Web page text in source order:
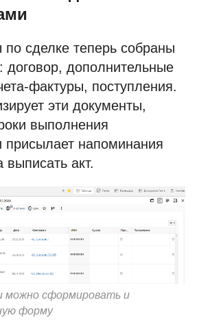
сделке теперь собраны
договор, дополнительные
фактуры, поступления.
эти документы,
выполнения
присылает напоминания
акт.
можно сформировать и
форму